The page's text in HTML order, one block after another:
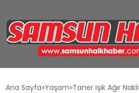
Ana Sayfa Yaşam Taner Işık Ağır